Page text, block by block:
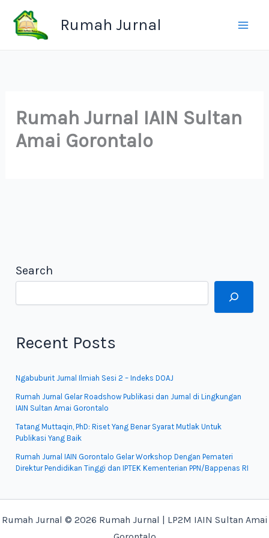
content
Rumah Jurnal
Rumah Jurnal IAIN Sultan
Amai Gorontalo
Search
Recent Posts
Ngabuburit Jurnal Ilmiah Sesi 2 – Indeks DOAJ
Rumah Jurnal Gelar Roadshow Publikasi dan Jurnal di Lingkungan
IAIN Sultan Amai Gorontalo
Tatang Muttaqin, PhD: Riset Yang Benar Syarat Mutlak Untuk
Publikasi Yang Baik
Rumah Jurnal IAIN Gorontalo Gelar Workshop Dengan Pemateri
Direktur Pendidikan Tinggi dan IPTEK Kementerian PPN/Bappenas RI
Rumah Jurnal © 2026 Rumah Jurnal | LP2M IAIN Sultan Amai